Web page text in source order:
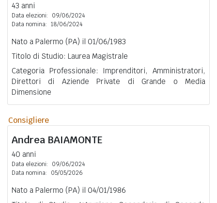
43 anni
Data elezioni:
09/06/2024
Data nomina: 18/06/2024
Nato a Palermo (PA) il 01/06/1983
Titolo di Studio: Laurea Magistrale
Categoria Professionale: Imprenditori, Amministratori,
Direttori di Aziende Private di Grande o Media
Dimensione
Consigliere
Andrea BAIAMONTE
40 anni
Data elezioni:
09/06/2024
Data nomina:
05/05/2026
Nato a Palermo (PA) il 04/01/1986